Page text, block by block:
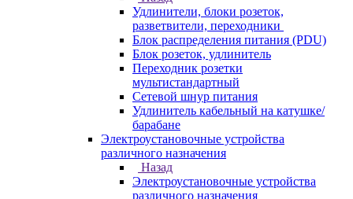
Удлинители, блоки розеток,
разветвители, переходники
Блок распределения питания (PDU)
Блок розеток, удлинитель
Переходник розетки
мультистандартный
Сетевой шнур питания
Удлинитель кабельный на катушке/
барабане
Электроустановочные устройства
различного назначения
Назад
Электроустановочные устройства
различного назначения